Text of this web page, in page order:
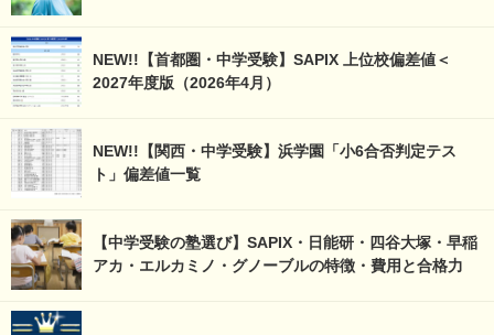
NEW!!【首都圏・中学受験】SAPIX 上位校偏差値＜
2027年度版（2026年4月）
NEW!!【関西・中学受験】浜学園「小6合否判定テス
ト」偏差値一覧
【中学受験の塾選び】SAPIX・日能研・四谷大塚・早稲
アカ・エルカミノ・グノーブルの特徴・費用と合格力